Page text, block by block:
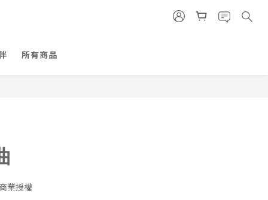
所有商品
業授權
立即購買